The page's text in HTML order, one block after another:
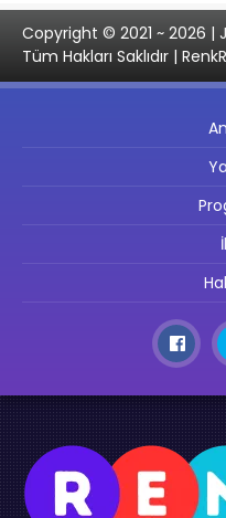
Copyright © 2021 ~ 2026 |
Tüm Hakları Saklıdır |